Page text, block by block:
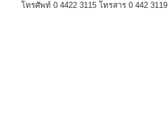
โทรศัพท์ 0 4422 3115 โทรสาร 0 442 3119